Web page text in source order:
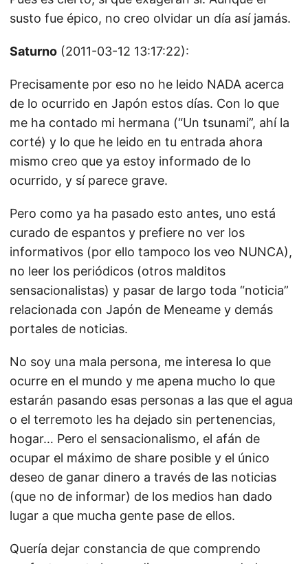
susto fue épico, no creo olvidar un día así jamás.
Saturno (2011-03-12 13:17:22):
Precisamente por eso no he leido NADA acerca
de lo ocurrido en Japón estos días. Con lo que
me ha contado mi hermana (“Un tsunami”, ahí la
corté) y lo que he leido en tu entrada ahora
mismo creo que ya estoy informado de lo
ocurrido, y sí parece grave.
Pero como ya ha pasado esto antes, uno está
curado de espantos y prefiere no ver los
informativos (por ello tampoco los veo NUNCA),
no leer los periódicos (otros malditos
sensacionalistas) y pasar de largo toda “noticia”
relacionada con Japón de Meneame y demás
portales de noticias.
No soy una mala persona, me interesa lo que
ocurre en el mundo y me apena mucho lo que
estarán pasando esas personas a las que el agua
o el terremoto les ha dejado sin pertenencias,
hogar… Pero el sensacionalismo, el afán de
ocupar el máximo de share posible y el único
deseo de ganar dinero a través de las noticias
(que no de informar) de los medios han dado
lugar a que mucha gente pase de ellos.
Quería dejar constancia de que comprendo